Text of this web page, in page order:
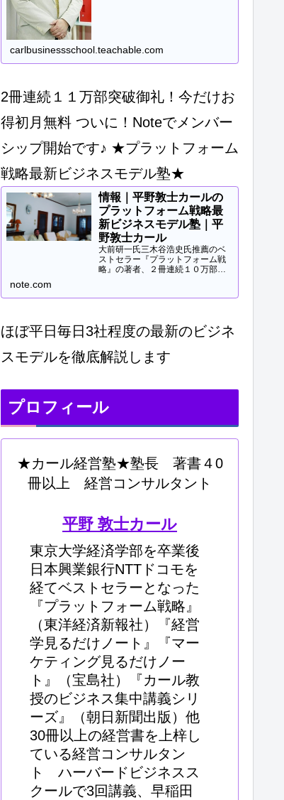
carlbusinessschool.teachable.com
2冊連続１１万部突破御礼！今だけお
得初月無料 ついに！Noteでメンバー
シップ開始です♪ ★プラットフォーム
戦略最新ビジネスモデル塾★
情報｜平野敦士カールの
プラットフォーム戦略最
新ビジネスモデル塾｜平
野敦士カール
大前研一氏三木谷浩史氏推薦のベ
ストセラー『プラットフォーム戦
略』の著者、２冊連続１０万部突
研修、大学教授、早稲田MBA非常
note.com
ほぼ平日毎日3社程度の最新のビジネ
スモデルを徹底解説します
プロフィール
★カール経営塾★塾長 著書４0
冊以上 経営コンサルタント
平野 敦士カール
東京大学経済学部を卒業後
日本興業銀行NTTドコモを
経てベストセラーとなった
『プラットフォーム戦略』
（東洋経済新報社）『経営
学見るだけノート』『マー
ケティング見るだけノー
ト』（宝島社）『カール教
授のビジネス集中講義シリ
ーズ』（朝日新聞出版）他
30冊以上の経営書を上梓し
ている経営コンサルタン
ト ハーバードビジネスス
クールで3回講義、早稲田